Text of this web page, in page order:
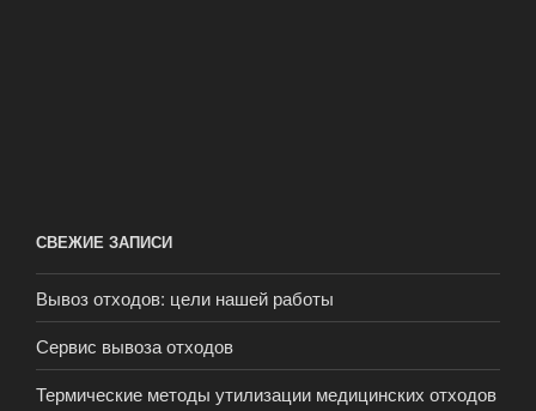
СВЕЖИЕ ЗАПИСИ
Вывоз отходов: цели нашей работы
Сервис вывоза отходов
Термические методы утилизации медицинских отходов